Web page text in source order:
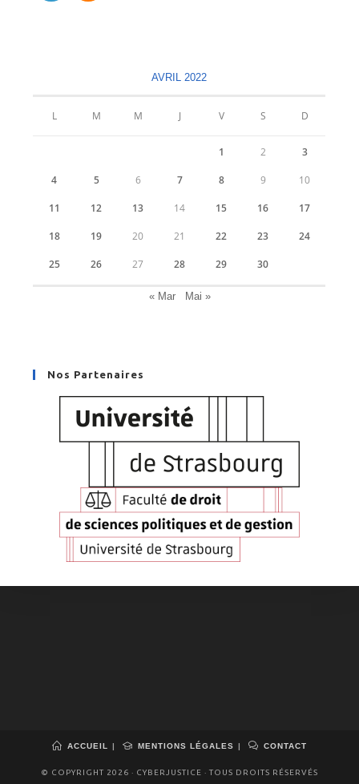
AVRIL 2022
L M M J V S D
1 2 3
4 5 6 7 8 9 10
11 12 13 14 15 16 17
18 19 20 21 22 23 24
25 26 27 28 29 30
« Mar Mai »
Nos Partenaires
ACCUEIL MENTIONS LÉGALES CONTACT
© COPYRIGHT 2026 · CYBERJUSTICE · TOUS DROITS RÉSERVÉS